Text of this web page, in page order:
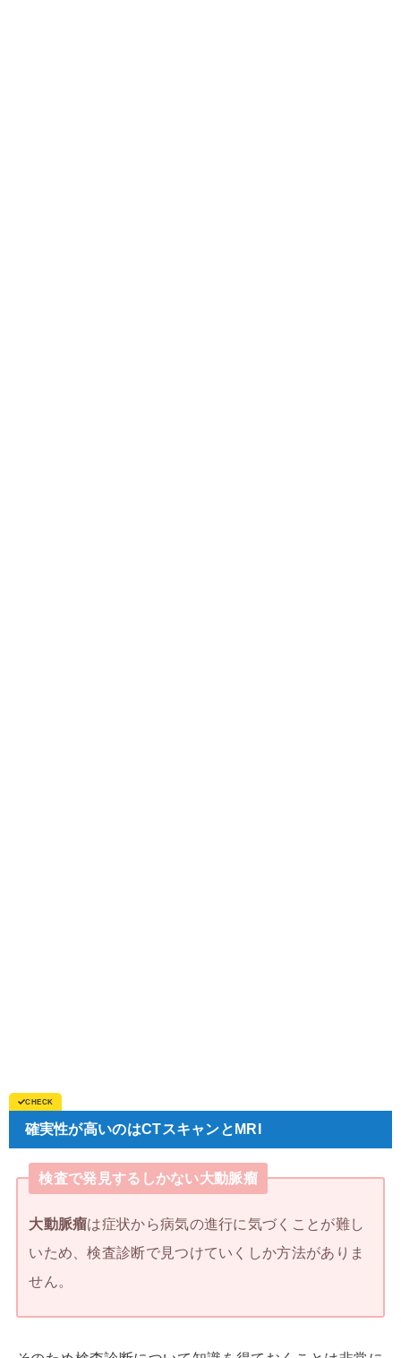
確実性が高いのはCTスキャンとMRI
検査で発見するしかない大動脈瘤
大動脈瘤は症状から病気の進行に気づくことが難し
いため、検査診断で見つけていくしか方法がありま
せん。